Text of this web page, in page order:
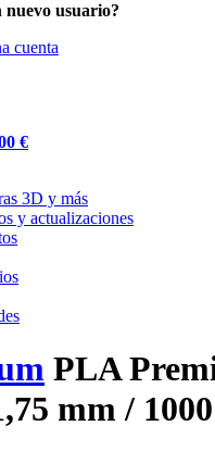
nuevo usuario?
cuenta
€
3D y más
y actualizaciones
PLA
mm /